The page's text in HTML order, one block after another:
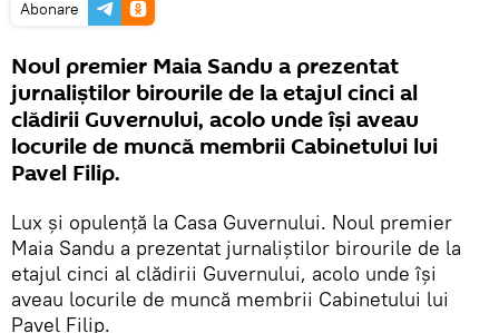
Abonare
Noul premier Maia Sandu a prezentat
jurnaliștilor birourile de la etajul cinci al
clădirii Guvernului, acolo unde își aveau
locurile de muncă membrii Cabinetului lui
Pavel Filip.
Lux și opulență la Casa Guvernului. Noul premier
Maia Sandu a prezentat jurnaliștilor birourile de la
etajul cinci al clădirii Guvernului, acolo unde își
aveau locurile de muncă membrii Cabinetului lui
Pavel Filip.